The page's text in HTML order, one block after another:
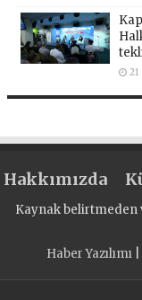
Hakkımızda
Kaynak belirtmeden
Haber Yazılımı|